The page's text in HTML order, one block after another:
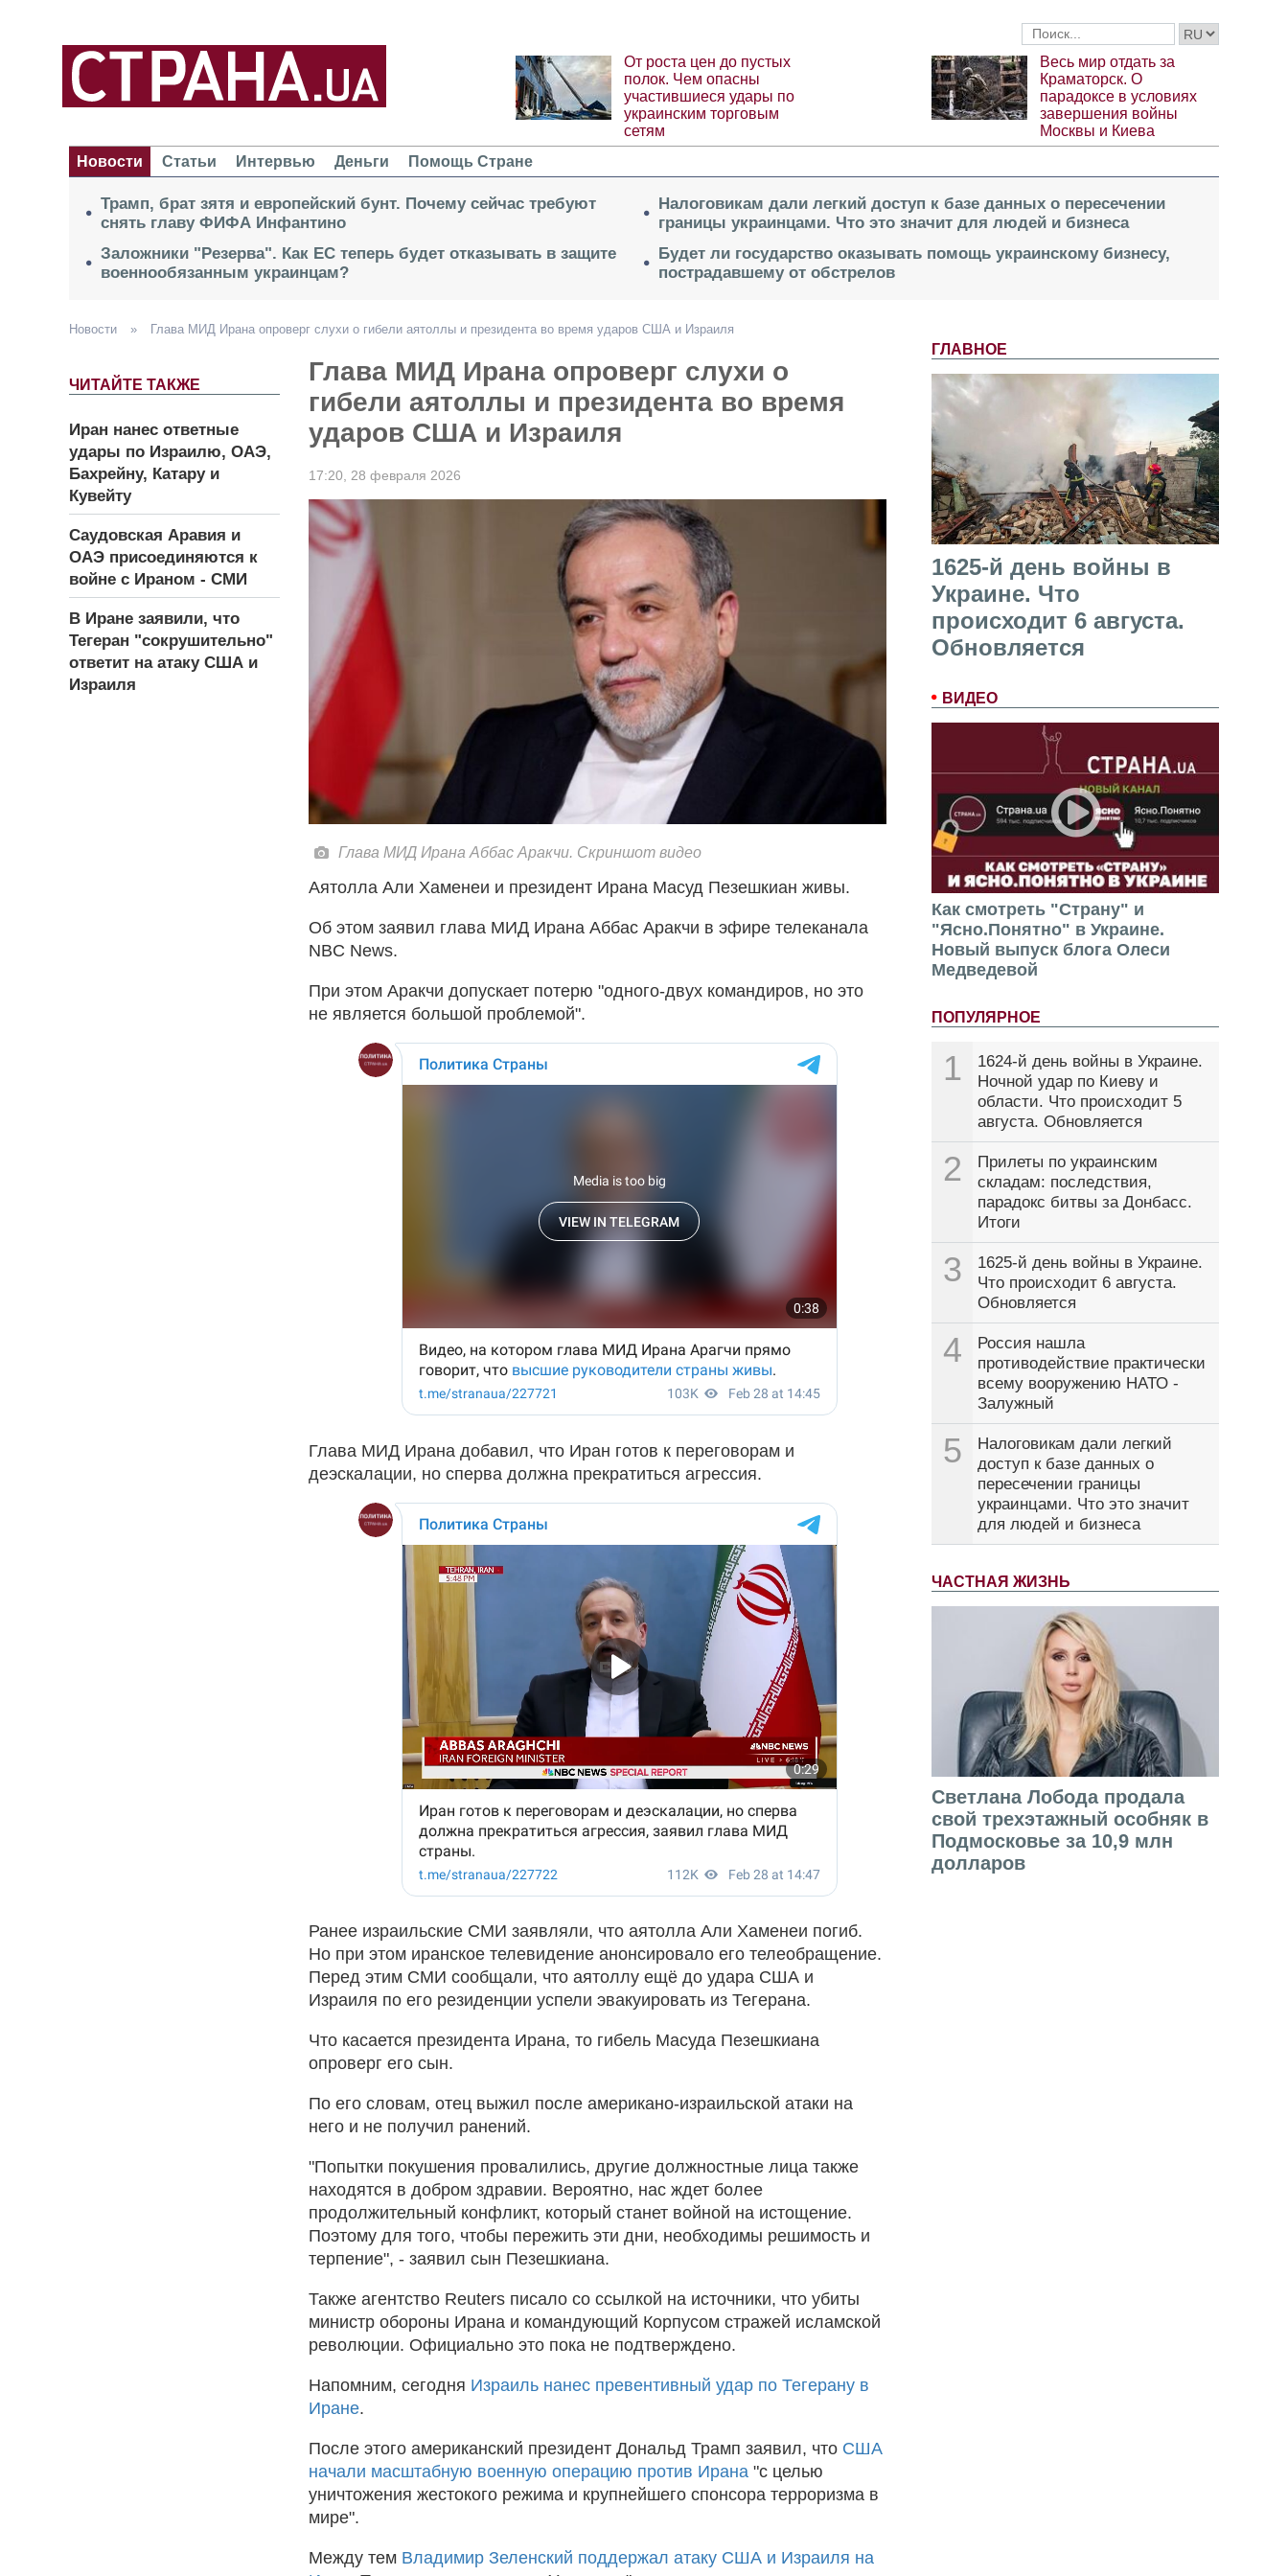
От роста цен до пустых
полок. Чем опасны
участившиеся удары по
украинским торговым
сетям
Весь мир отдать за
Краматорск. О
парадоксе в условиях
завершения войны
Москвы и Киева
Новости
Статьи Интервью Деньги Помощь Стране
Трамп, брат зятя и европейский бунт. Почему сейчас требуют
снять главу ФИФА Инфантино
Заложники "Резерва". Как ЕС теперь будет отказывать в защите
военнообязанным украинцам?
Налоговикам дали легкий доступ к базе данных о пересечении
границы украинцами. Что это значит для людей и бизнеса
Будет ли государство оказывать помощь украинскому бизнесу,
пострадавшему от обстрелов
ГЛАВНОЕ
1625-й день войны в
Украине. Что
происходит 6 августа.
Обновляется
ВИДЕО
Как смотреть "Страну" и
"Ясно.Понятно" в Украине.
Новый выпуск блога Олеси
Медведевой
ПОПУЛЯРНОЕ
1
1624-й день войны в Украине.
Ночной удар по Киеву и
области. Что происходит 5
августа. Обновляется
2
Прилеты по украинским
складам: последствия,
парадокс битвы за Донбасс.
Итоги
3
1625-й день войны в Украине.
Что происходит 6 августа.
Обновляется
4
Россия нашла
противодействие практически
всему вооружению НАТО -
Залужный
5
Налоговикам дали легкий
доступ к базе данных о
пересечении границы
украинцами. Что это значит
для людей и бизнеса
ЧАСТНАЯ ЖИЗНЬ
Светлана Лобода продала
свой трехэтажный особняк в
Подмосковье за 10,9 млн
долларов
Новости » Глава МИД Ирана опроверг слухи о гибели аятоллы и президента во время ударов США и Израиля
ЧИТАЙТЕ ТАКЖЕ
Иран нанес ответные
удары по Израилю, ОАЭ,
Бахрейну, Катару и
Кувейту
Саудовская Аравия и
ОАЭ присоединяются к
войне с Ираном - СМИ
В Иране заявили, что
Тегеран "сокрушительно"
ответит на атаку США и
Израиля
Глава МИД Ирана опроверг слухи о
гибели аятоллы и президента во время
ударов США и Израиля
17:20, 28 февраля 2026
Глава МИД Ирана Аббас Аракчи. Скриншот видео
Аятолла Али Хаменеи и президент Ирана Масуд Пезешкиан живы.
Об этом заявил глава МИД Ирана Аббас Аракчи в эфире телеканала
NBC News.
При этом Аракчи допускает потерю "одного-двух командиров, но это
не является большой проблемой".
Глава МИД Ирана добавил, что Иран готов к переговорам и
деэскалации, но сперва должна прекратиться агрессия.
Ранее израильские СМИ заявляли, что аятолла Али Хаменеи погиб.
Но при этом иранское телевидение анонсировало его телеобращение.
Перед этим СМИ сообщали, что аятоллу ещё до удара США и
Израиля по его резиденции успели эвакуировать из Тегерана.
Что касается президента Ирана, то гибель Масуда Пезешкиана
опроверг его сын.
По его словам, отец выжил после американо-израильской атаки на
него и не получил ранений.
"Попытки покушения провалились, другие должностные лица также
находятся в добром здравии. Вероятно, нас ждет более
продолжительный конфликт, который станет войной на истощение.
Поэтому для того, чтобы пережить эти дни, необходимы решимость и
терпение", - заявил сын Пезешкиана.
Также агентство Reuters писало со ссылкой на источники, что убиты
министр обороны Ирана и командующий Корпусом стражей исламской
революции. Официально это пока не подтверждено.
Напомним, сегодня Израиль нанес превентивный удар по Тегерану в
Иране.
После этого американский президент Дональд Трамп заявил, что США
начали масштабную военную операцию против Ирана "с целью
уничтожения жестокого режима и крупнейшего спонсора терроризма в
мире".
Между тем Владимир Зеленский поддержал атаку США и Израиля на